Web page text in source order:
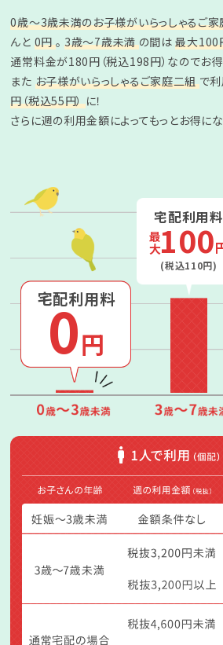
0歳〜3歳未満のお子様がいらっしゃるご
んと 0円。3歳〜7歳未満の間は最大100
通常料金が180円（税込198円）なのでお得
また お子様がいらっしゃるご家庭二組で
円（税込55円）に！
さらに週の利用金額によってもっとお得にな
宅配利用料
0円
宅配利用料
最大100
(税込110円)